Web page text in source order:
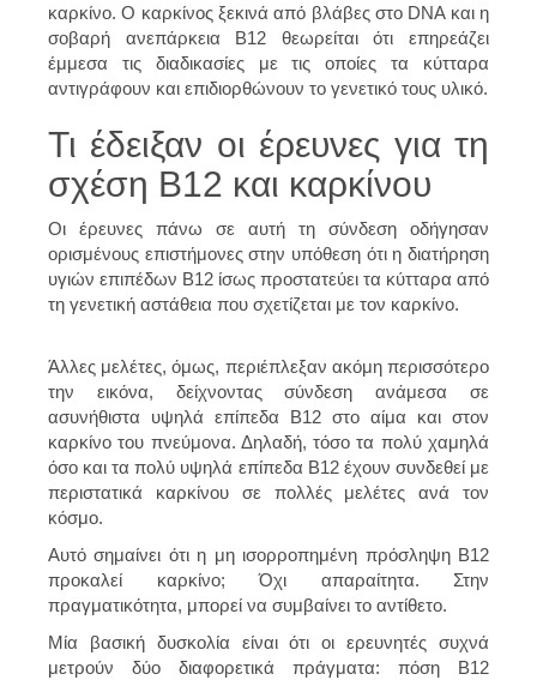
καρκίνο. Ο καρκίνος ξεκινά από βλάβες στο DNA και η
σοβαρή ανεπάρκεια Β12 θεωρείται ότι επηρεάζει
έμμεσα τις διαδικασίες με τις οποίες τα κύτταρα
αντιγράφουν και επιδιορθώνουν το γενετικό τους υλικό.
Τι έδειξαν οι έρευνες για τη
σχέση B12 και καρκίνου
Οι έρευνες πάνω σε αυτή τη σύνδεση οδήγησαν
ορισμένους επιστήμονες στην υπόθεση ότι η διατήρηση
υγιών επιπέδων Β12 ίσως προστατεύει τα κύτταρα από
τη γενετική αστάθεια που σχετίζεται με τον καρκίνο.
Άλλες μελέτες, όμως, περιέπλεξαν ακόμη περισσότερο
την εικόνα, δείχνοντας σύνδεση ανάμεσα σε
ασυνήθιστα υψηλά επίπεδα Β12 στο αίμα και στον
καρκίνο του πνεύμονα. Δηλαδή, τόσο τα πολύ χαμηλά
όσο και τα πολύ υψηλά επίπεδα Β12 έχουν συνδεθεί με
περιστατικά καρκίνου σε πολλές μελέτες ανά τον
κόσμο.
Αυτό σημαίνει ότι η μη ισορροπημένη πρόσληψη Β12
προκαλεί καρκίνο; Όχι απαραίτητα. Στην
πραγματικότητα, μπορεί να συμβαίνει το αντίθετο.
Μία βασική δυσκολία είναι ότι οι ερευνητές συχνά
μετρούν δύο διαφορετικά πράγματα: πόση Β12